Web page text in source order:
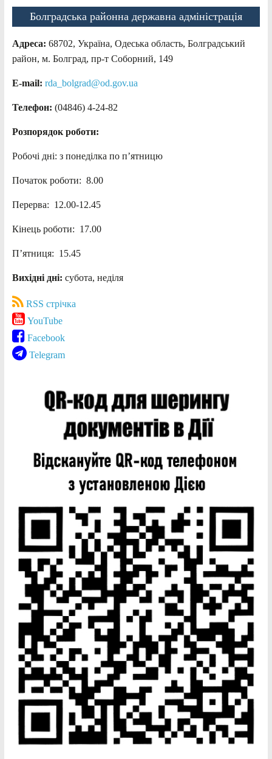
Болградська районна державна адміністрація
Адреса: 68702, Україна, Одеська область, Болградський
район, м. Болград, пр-т Соборний, 149
E-mail: rda_bolgrad@od.gov.ua
Телефон: (04846) 4-24-82
Розпорядок роботи:
Робочі дні: з понеділка по п’ятницю
Початок роботи: 8.00
Перерва: 12.00-12.45
Кінець роботи: 17.00
П’ятниця: 15.45
Вихідні дні: субота, неділя
RSS стрічка
YouTube
Facebook
Telegram